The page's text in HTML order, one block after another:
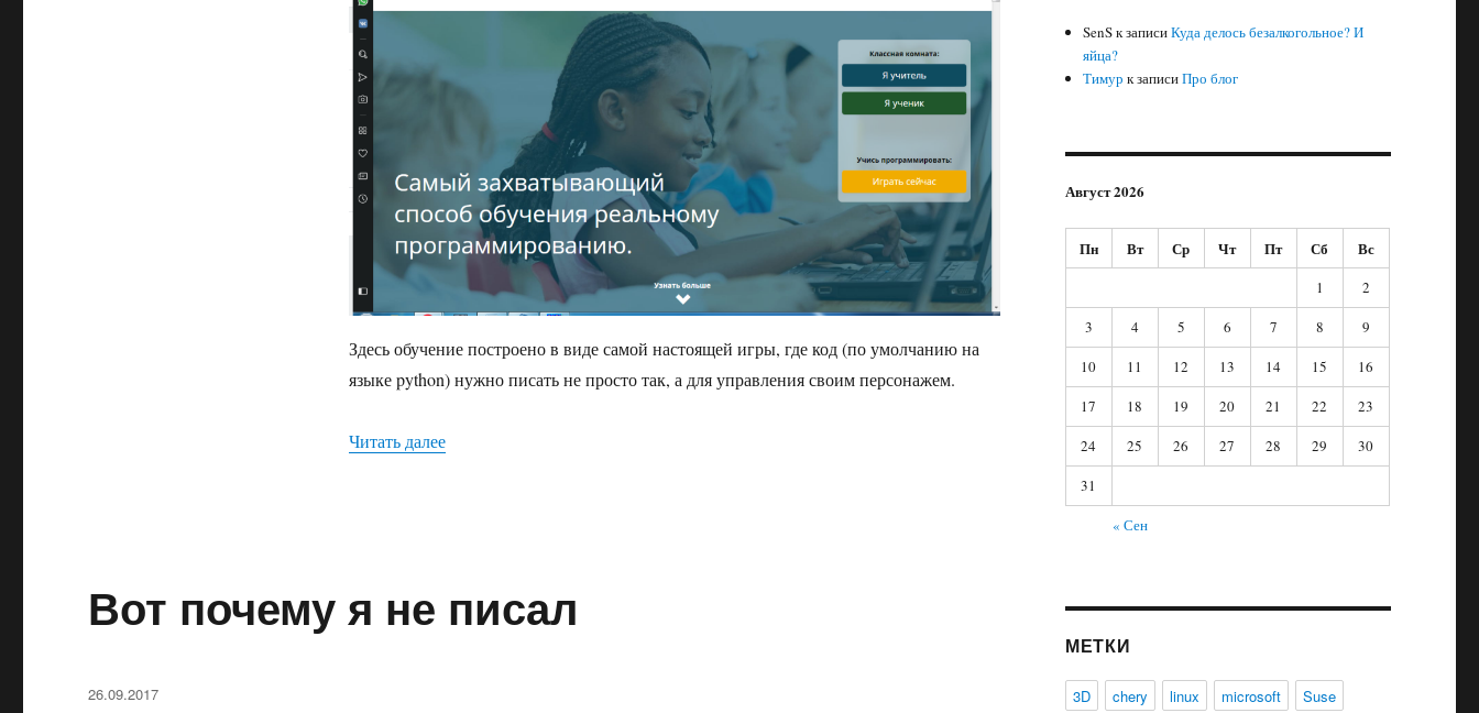
Здесь обучение построено в виде самой настоящей игры, где код (по умолчанию на
языке python) нужно писать не просто так, а для управления своим персонажем.
Читать далее«Code Combat»
Вот почему я не писал
Опубликовано
26.09.2017
SenSк записиКуда делось безалкогольное? И
яйца?
Тимур к записиПро блог
Август 2026
Пн Вт Ср Чт Пт Сб Вс
1
2
3
4 5 6 7 8
9
10
11 12 13 14 15
16
17
18 19 20 21 22
23
24
25 26 27 28 29
30
31
« Сен
МЕТКИ
3D chery linux microsoft
Suse